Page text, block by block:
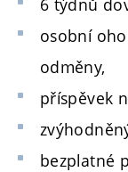
6 týdnů
osobní
odměny,
příspěvek
bezplatné